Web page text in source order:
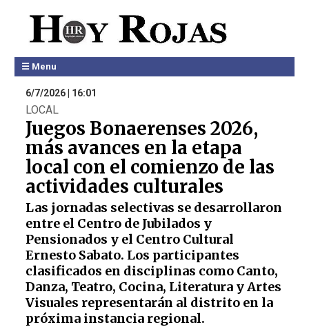
☰ Menu
6/7/2026 | 16:01
LOCAL
Juegos Bonaerenses 2026,
más avances en la etapa
local con el comienzo de las
actividades culturales
Las jornadas selectivas se desarrollaron
entre el Centro de Jubilados y
Pensionados y el Centro Cultural
Ernesto Sabato. Los participantes
clasificados en disciplinas como Canto,
Danza, Teatro, Cocina, Literatura y Artes
Visuales representarán al distrito en la
próxima instancia regional.